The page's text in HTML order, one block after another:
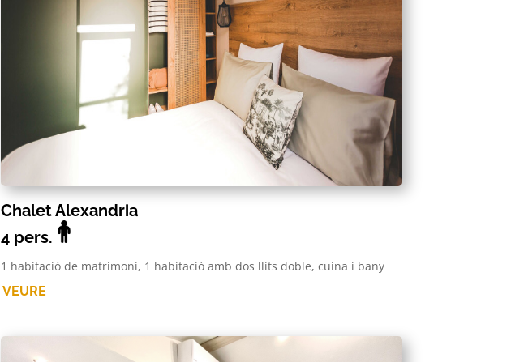
Chalet Alexandria
4pers.
1 habitació de matrimoni, 1 habitaciò amb dos llits doble, cuina i bany
VEURE